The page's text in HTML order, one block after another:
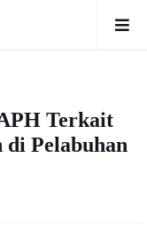
Terkait
di Pelabuhan